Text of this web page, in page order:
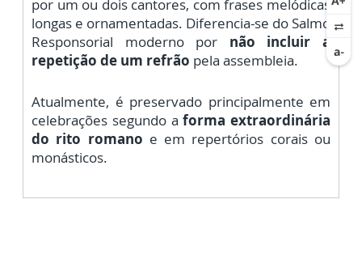
por um ou dois cantores, com frases melódicas
longas e ornamentadas. Diferencia-se do Salmo
Responsorial moderno por não incluir a
repetição de um refrão pela assembleia.
Atualmente, é preservado principalmente em
celebrações segundo aforma extraordinária
do rito romano e em repertórios corais ou
monásticos.